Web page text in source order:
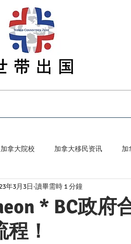
加拿大院校 加拿大移民资讯 加
级私立院校 世带加拿大生活小百科
* BC政府
！
年3月3日 讀畢需時 1 分鐘